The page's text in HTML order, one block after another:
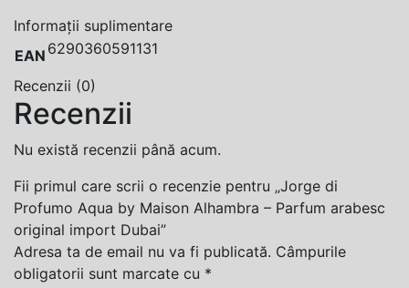
Informații suplimentare
EAN 6290360591131
Recenzii (0)
Recenzii
Nu există recenzii până acum.
Fii primul care scrii o recenzie pentru „Jorge di
Profumo Aqua by Maison Alhambra – Parfum arabesc
original import Dubai”
Adresa ta de email nu va fi publicată. Câmpurile
obligatorii sunt marcate cu *